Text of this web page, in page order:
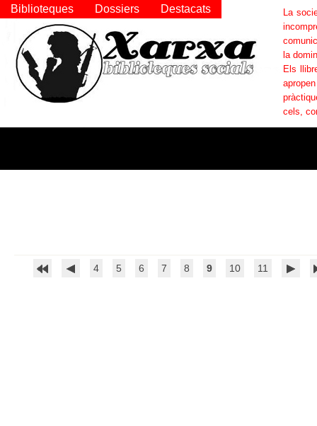
4 5 6 7 8 9 10 11
La
la
Els
cels,
Biblioteques Dossiers Destacats